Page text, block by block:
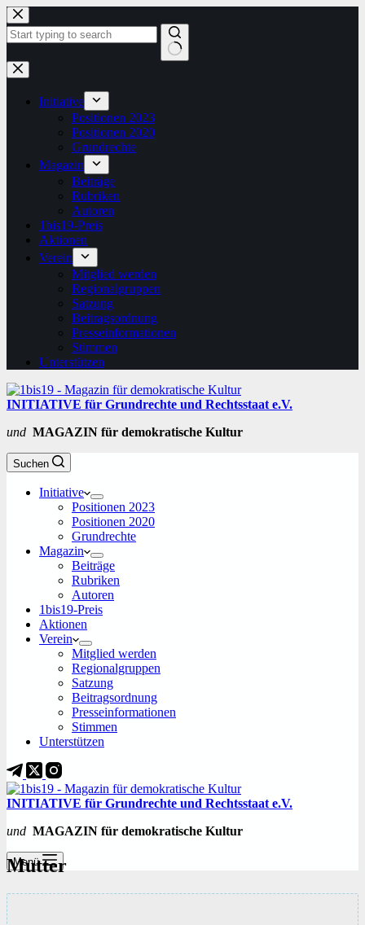
Zum
Inhalt
springen
Keine
Ergebnisse
Initiative
Positionen 2023
Positionen 2020
Grundrechte
Magazin
Beiträge
Rubriken
Autoren
1bis19-Preis
Aktionen
Verein
Mitglied werden
Regionalgruppen
Satzung
Beitragsordnung
Presseinformationen
Stimmen
Unterstützen
INITIATIVE für Grundrechte und Rechtsstaat e.V.
und MAGAZIN für demokratische Kultur
Suchen
Initiative
Positionen 2023
Positionen 2020
Grundrechte
Magazin
Beiträge
Rubriken
Autoren
1bis19-Preis
Aktionen
Verein
Mitglied werden
Regionalgruppen
Satzung
Beitragsordnung
Presseinformationen
Stimmen
Unterstützen
INITIATIVE für Grundrechte und Rechtsstaat e.V.
und MAGAZIN für demokratische Kultur
Menü
Mutter